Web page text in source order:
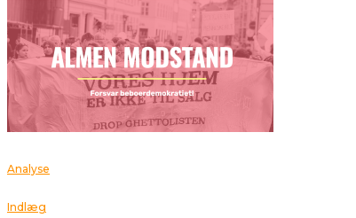
Analyse
Indlæg